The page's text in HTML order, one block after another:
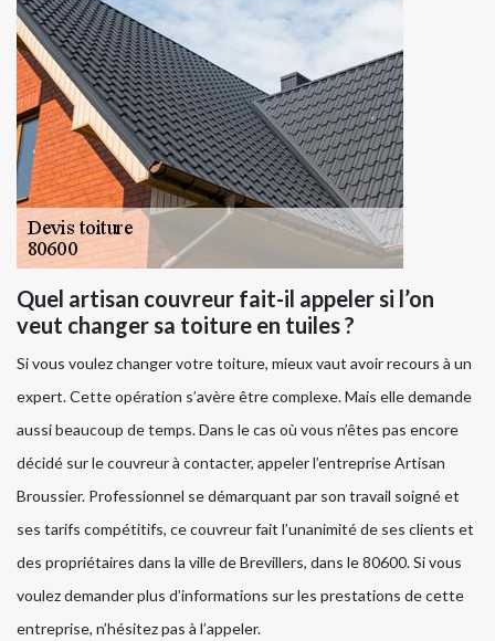
Quel artisan couvreur fait-il appeler si l’on
veut changer sa toiture en tuiles ?
Si vous voulez changer votre toiture, mieux vaut avoir recours à un
expert. Cette opération s’avère être complexe. Mais elle demande
aussi beaucoup de temps. Dans le cas où vous n’êtes pas encore
décidé sur le couvreur à contacter, appeler l’entreprise Artisan
Broussier. Professionnel se démarquant par son travail soigné et
ses tarifs compétitifs, ce couvreur fait l’unanimité de ses clients et
des propriétaires dans la ville de Brevillers, dans le 80600. Si vous
voulez demander plus d’informations sur les prestations de cette
entreprise, n’hésitez pas à l’appeler.